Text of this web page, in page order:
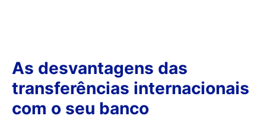
As desvantagens das
transferências internacionais
com o seu banco